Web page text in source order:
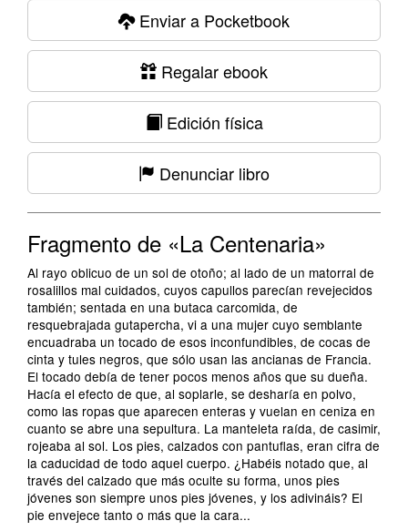
Enviar a Pocketbook
Regalar ebook
Edición física
Denunciar libro
Fragmento de «La Centenaria»
Al rayo oblicuo de un sol de otoño; al lado de un matorral de
rosalillos mal cuidados, cuyos capullos parecían revejecidos
también; sentada en una butaca carcomida, de
resquebrajada gutapercha, vi a una mujer cuyo semblante
encuadraba un tocado de esos inconfundibles, de cocas de
cinta y tules negros, que sólo usan las ancianas de Francia.
El tocado debía de tener pocos menos años que su dueña.
Hacía el efecto de que, al soplarle, se desharía en polvo,
como las ropas que aparecen enteras y vuelan en ceniza en
cuanto se abre una sepultura. La manteleta raída, de casimir,
rojeaba al sol. Los pies, calzados con pantuflas, eran cifra de
la caducidad de todo aquel cuerpo. ¿Habéis notado que, al
través del calzado que más oculte su forma, unos pies
jóvenes son siempre unos pies jóvenes, y los adivináis? El
pie envejece tanto o más que la cara...